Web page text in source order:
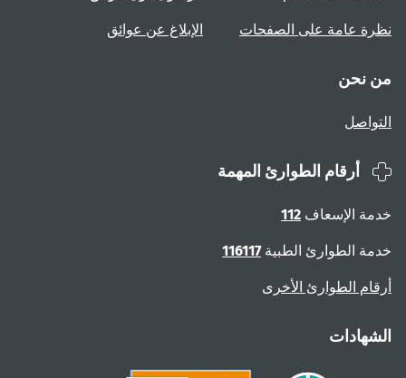
عامة على الصفحات الإبلاغ عن عوائق
نحن
أرقام الطوارئ المهمة
الإسعاف112
الطوارئ الطبية116117
الطوارئ الأخرى